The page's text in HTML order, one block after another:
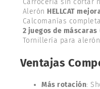
Carrocería sin cortar
Alerón HELLCAT
Calcomanías
2 juegos de máscaras
Tornillería para alerón
Ventajas
Más rotación: